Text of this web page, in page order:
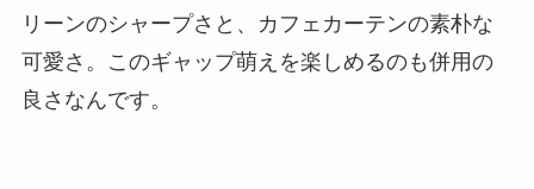
リーンのシャープさと、カフェカーテンの素朴な
可愛さ。このギャップ萌えを楽しめるのも併用の
良さなんです。